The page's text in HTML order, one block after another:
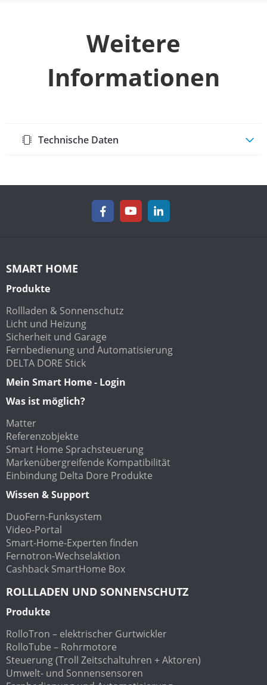
Weitere
Informationen
Technische Daten
SMART HOME
Produkte
Rollladen & Sonnenschutz
Licht und Heizung
Sicherheit und Garage
Fernbedienung und Automatisierung
DELTA DORE Stick
Mein Smart Home - Login
Was ist möglich?
Matter
Referenzobjekte
Smart Home Sprachsteuerung
Markenübergreifende Kompatibilität
Einbindung Delta Dore Produkte
Wissen & Support
DuoFern-Funksystem
Video-Portal
Smart-Home-Experten finden
Fernotron-Wechselaktion
Cashback SmartHome Box
ROLLLADEN UND SONNENSCHUTZ
Produkte
RolloTron – elektrischer Gurtwickler
RolloTube – Rohrmotore
Steuerung (Troll Zeitschaltuhren + Aktoren)
Umwelt- und Sonnensensoren